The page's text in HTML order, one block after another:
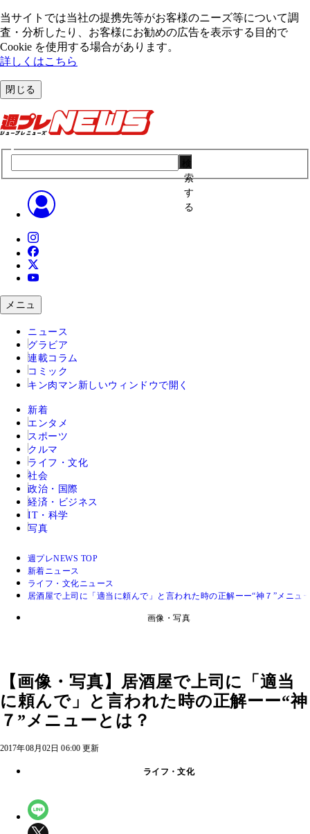
当サイトでは当社の提携先等がお客様のニーズ等について調
査・分析したり、お客様にお勧めの広告を表⽰する⽬的で
Cookie を使⽤する場合があります。
詳しくはこちら
閉じる
索
す
る
メニュ
ニュース
グラビア
連載コラム
コミック
キン肉マン 新しいウィンドウで開く
新着
エンタメ
スポーツ
クルマ
ライフ・文化
社会
政治・国際
経済・ビジネス
IT・科学
写真
週プレNEWS TOP
新着ニュース
ライフ・文化ニュース
居酒屋で上司に「適当に頼んで」と言われた時の正解ーー“神７”メニュ
画像・写真
【画像・写真】居酒屋で上司に「適当
に頼んで」と言われた時の正解ーー“神
７”メニューとは？
2017年08月02日 06:00 更新
ライフ・文化